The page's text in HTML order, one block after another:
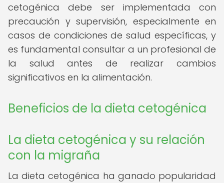
cetogénica debe ser implementada con
precaución y supervisión, especialmente en
casos de condiciones de salud específicas, y
es fundamental consultar a un profesional de
la salud antes de realizar cambios
significativos en la alimentación.
Beneficios de la dieta cetogénica
La dieta cetogénica y su relación
con la migraña
La dieta cetogénica ha ganado popularidad